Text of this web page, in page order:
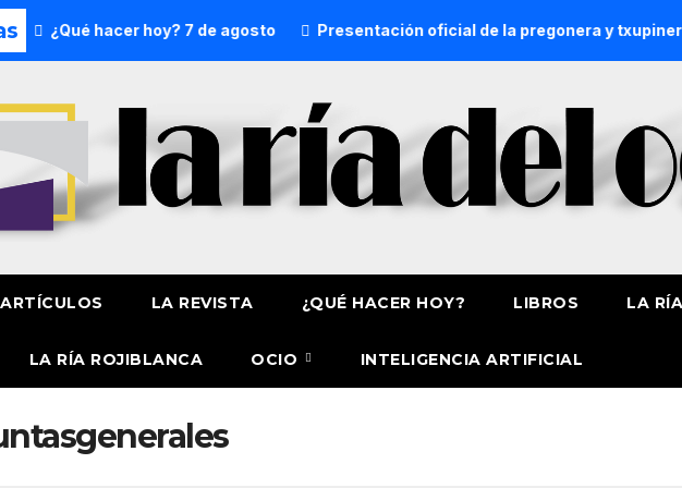
¿Qué hacer hoy? 7 de agosto Presentación oficial de la pregonera y txupinera
LA REVISTA ¿QUÉ HACER HOY? LIBROS LA
LA RÍA ROJIBLANCA OCIO INTELIGENCIA ARTIFICIAL